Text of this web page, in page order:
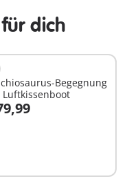
dich
Begegnung
Luftkissenboot
den Warenkorb